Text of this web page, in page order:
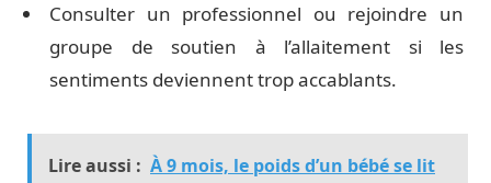
Consulter un professionnel ou rejoindre un
groupe de soutien à l’allaitement si les
sentiments deviennent trop accablants.
Lire aussi : À 9 mois, le poids d’un bébé se lit